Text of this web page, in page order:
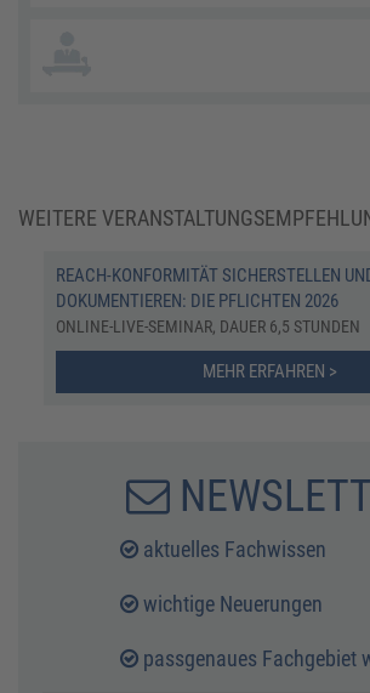
WEITERE
REACH-KONFORMITÄT SICHERSTELLEN
DOKUMENTIEREN: DIE PFLICHTEN 2026
ONLINE-LIVE-SEMINAR, DAUER 6,5 STUNDEN
MEHR ERFAHREN >
aktuelles Fachwissen
wichtige Neuerungen
passgenaues Fachgebiet